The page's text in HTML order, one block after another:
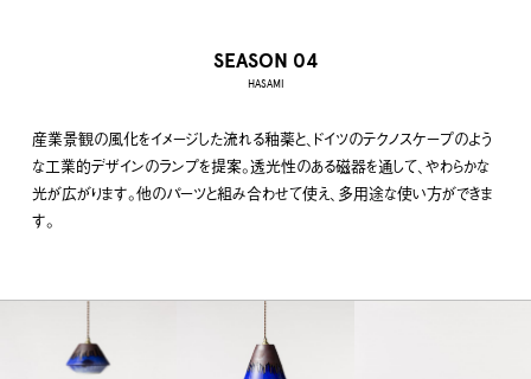
SEASON 04
HASAMI
産業景観の風化をイメージした流れる釉薬と、ドイツのテクノスケープのよう
な工業的デザインのランプを提案。透光性のある磁器を通して、やわらかな
光が広がります。他のパーツと組み合わせて使え、多用途な使い方ができま
す。